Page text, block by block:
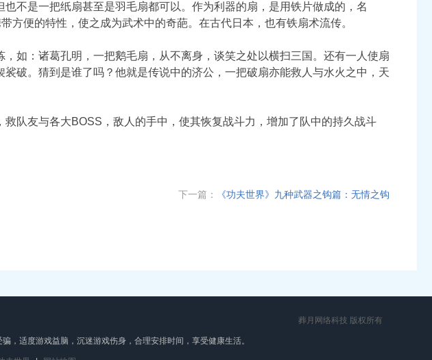
不是一把纸扇甚至是羽毛扇都可以。作为利器的扇，是用铁片做成的，名
方便的特性，使之成为武术中的奇葩。在古代日本，也有铁扇术流传。
如：诸葛孔明，一把鹅毛扇，从不离身，谈笑之处以横扫三国。还有一人使扇
破。猜到是谁了吗？他就是传说中的济公，一把破扇亦能救人与水火之中，天
队友与各大BOSS，敌人的手中，使其恢复战斗力，增加了队中的持久战斗
下一篇： 《功夫世界》九种武器之钩篇：无情之钩
葬月网络科技 版权所有
，适度游戏益脑，沉迷游戏伤身，合理安排时间，享受健康生活。